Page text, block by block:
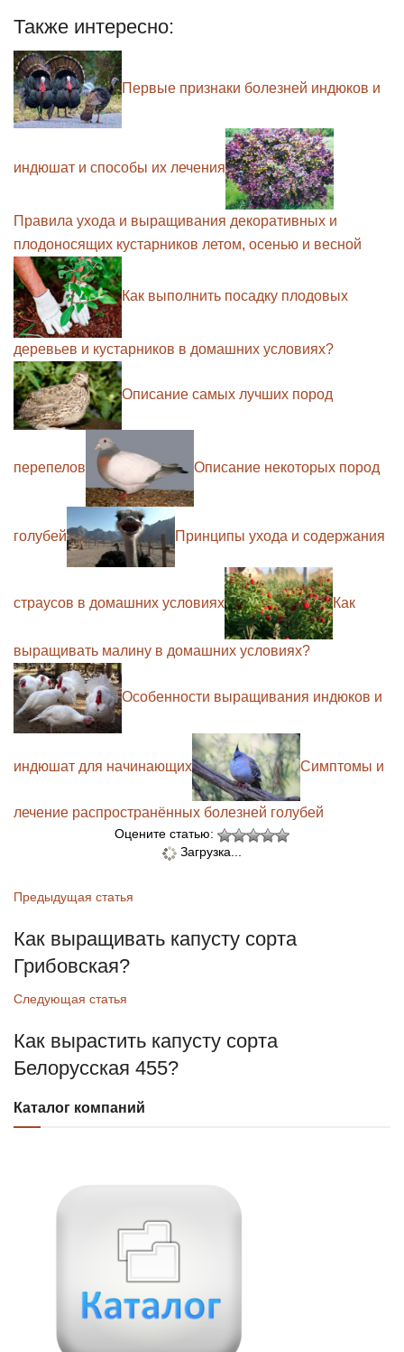
Также интересно:
Первые признаки болезней индюков и
индюшат и способы их лечения
Правила ухода и выращивания декоративных и
плодоносящих кустарников летом, осенью и весной
Как выполнить посадку плодовых
деревьев и кустарников в домашних условиях?
Описание самых лучших пород
перепелов Описание некоторых пород
голубей Принципы ухода и содержания
страусов в домашних условиях Как
выращивать малину в домашних условиях?
Особенности выращивания индюков и
индюшат для начинающих Симптомы и
лечение распространённых болезней голубей
Оцените статью:
Загрузка...
Предыдущая статья
Как выращивать капусту сорта
Грибовская?
Следующая статья
Как вырастить капусту сорта
Белорусская 455?
Каталог компаний